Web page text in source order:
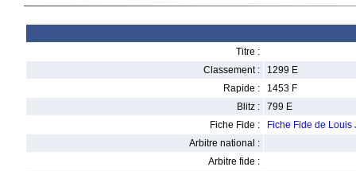
Titre :
Classement :
1299 E
Rapide :
1453 F
Blitz :
799 E
Fiche Fide :
Fiche Fide de Louis
Arbitre national :
Arbitre fide :